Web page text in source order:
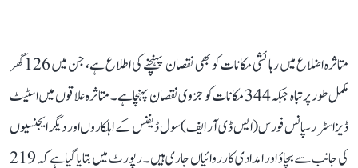
متاثرہ اضلاع میں رہائشی مکانات کو بھی نقصان پہنچنے کی اطلاع ہے، جن میں 126 گھر
مکمل طور پر تباہ جبکہ 344 مکانات کو جزوی نقصان پہنچا ہے۔ متاثرہ علاقوں میں اسٹیٹ
ڈیزاسٹر رسپانس فورس (ایس ڈی آر ایف) سول ڈیفنس کے اہلکاروں اور دیگر ایجنسیوں
کی جانب سے بچاؤ اور امدادی کارروائیاں جاری ہیں۔ رپورٹ میں بتایا گیا ہے کہ 219